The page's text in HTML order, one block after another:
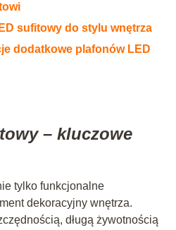
sufitowy do stylu wnętrza
dodatkowe plafonów LED
– kluczowe
tylko funkcjonalne
dekoracyjny wnętrza.
długą żywotnością